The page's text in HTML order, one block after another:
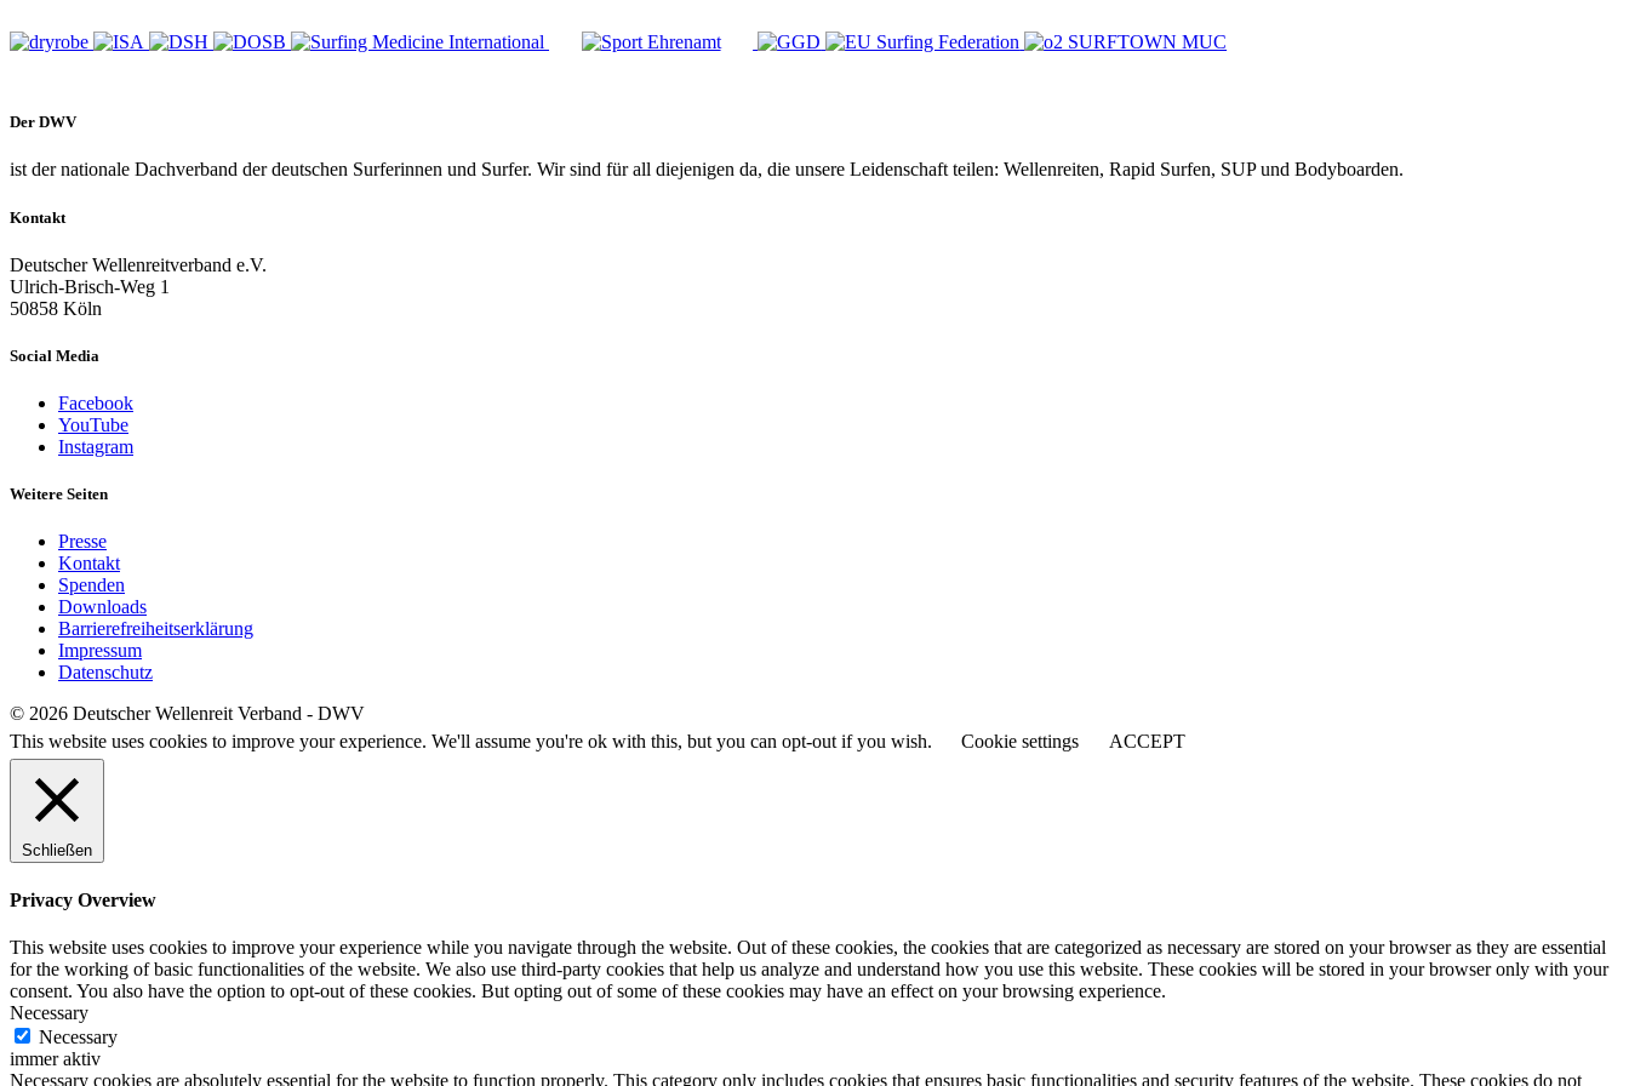
Der DWV
ist der nationale Dachverband der deutschen Surferinnen und Surfer. Wir sind für all diejenigen da, die unsere Leidenschaft teilen: Wellenreiten, Rapid Surfen, SUP und Bodyboarden.
Kontakt
Deutscher Wellenreitverband e.V.
Ulrich-Brisch-Weg 1
50858 Köln
Social Media
Facebook
YouTube
Instagram
Weitere Seiten
Presse
Kontakt
Spenden
Downloads
Barrierefreiheitserklärung
Impressum
Datenschutz
© 2026 Deutscher Wellenreit Verband - DWV
This website uses cookies to improve your experience. We'll assume you're ok with this, but you can opt-out if you wish.
Cookie settings ACCEPT
Schließen
Privacy Overview
This website uses cookies to improve your experience while you navigate through the website. Out of these cookies, the cookies that are categorized as necessary are stored on your browser as they are essential
for the working of basic functionalities of the website. We also use third-party cookies that help us analyze and understand how you use this website. These cookies will be stored in your browser only with your
consent. You also have the option to opt-out of these cookies. But opting out of some of these cookies may have an effect on your browsing experience.
Necessary
Necessary
immer aktiv
Necessary cookies are absolutely essential for the website to function properly. This category only includes cookies that ensures basic functionalities and security features of the website. These cookies do not